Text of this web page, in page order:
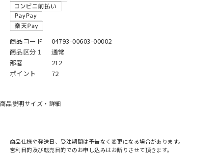
商品コード
04793-00603-00002
商品区分１
通常
部署
212
ポイント
72
商品説明サイズ・詳細
商品仕様や発送日、受注期間は予告なく変更になる場合があります。
営利目的及び転売目的でのお申し込みはお断りさせて頂きます。